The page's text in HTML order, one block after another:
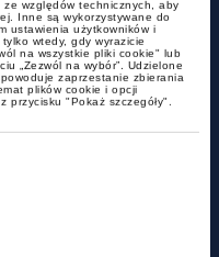
względów technicznych, aby
Inne są wykorzystywane do
ustawienia użytkowników i
wtedy, gdy wyrazicie
na wszystkie pliki cookie" lub
„Zezwól na wybór”. Udzielone
zaprzestanie zbierania
plików cookie i opcji
przycisku "Pokaż szczegóły".